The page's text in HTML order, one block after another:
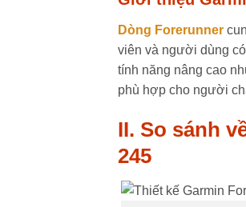
Dòng Forerunner
viên và người dùng
tính năng nâng cao
phù hợp cho người
II. So sánh
245